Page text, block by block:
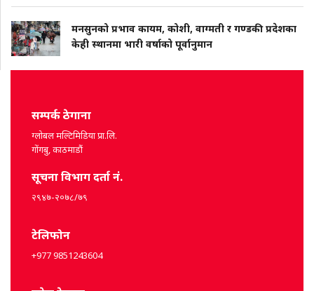
मनसुनको प्रभाव कायम, कोशी, वाग्मती र गण्डकी प्रदेशका
केही स्थानमा भारी वर्षाको पूर्वानुमान
सम्पर्क ठेगाना
ग्लोबल मल्टिमिडिया प्रा.लि.
गोंगबु, काठमाडौं
सूचना विभाग दर्ता नं.
२९४७-२०७८/७९
टेलिफोन
+977 9851243604